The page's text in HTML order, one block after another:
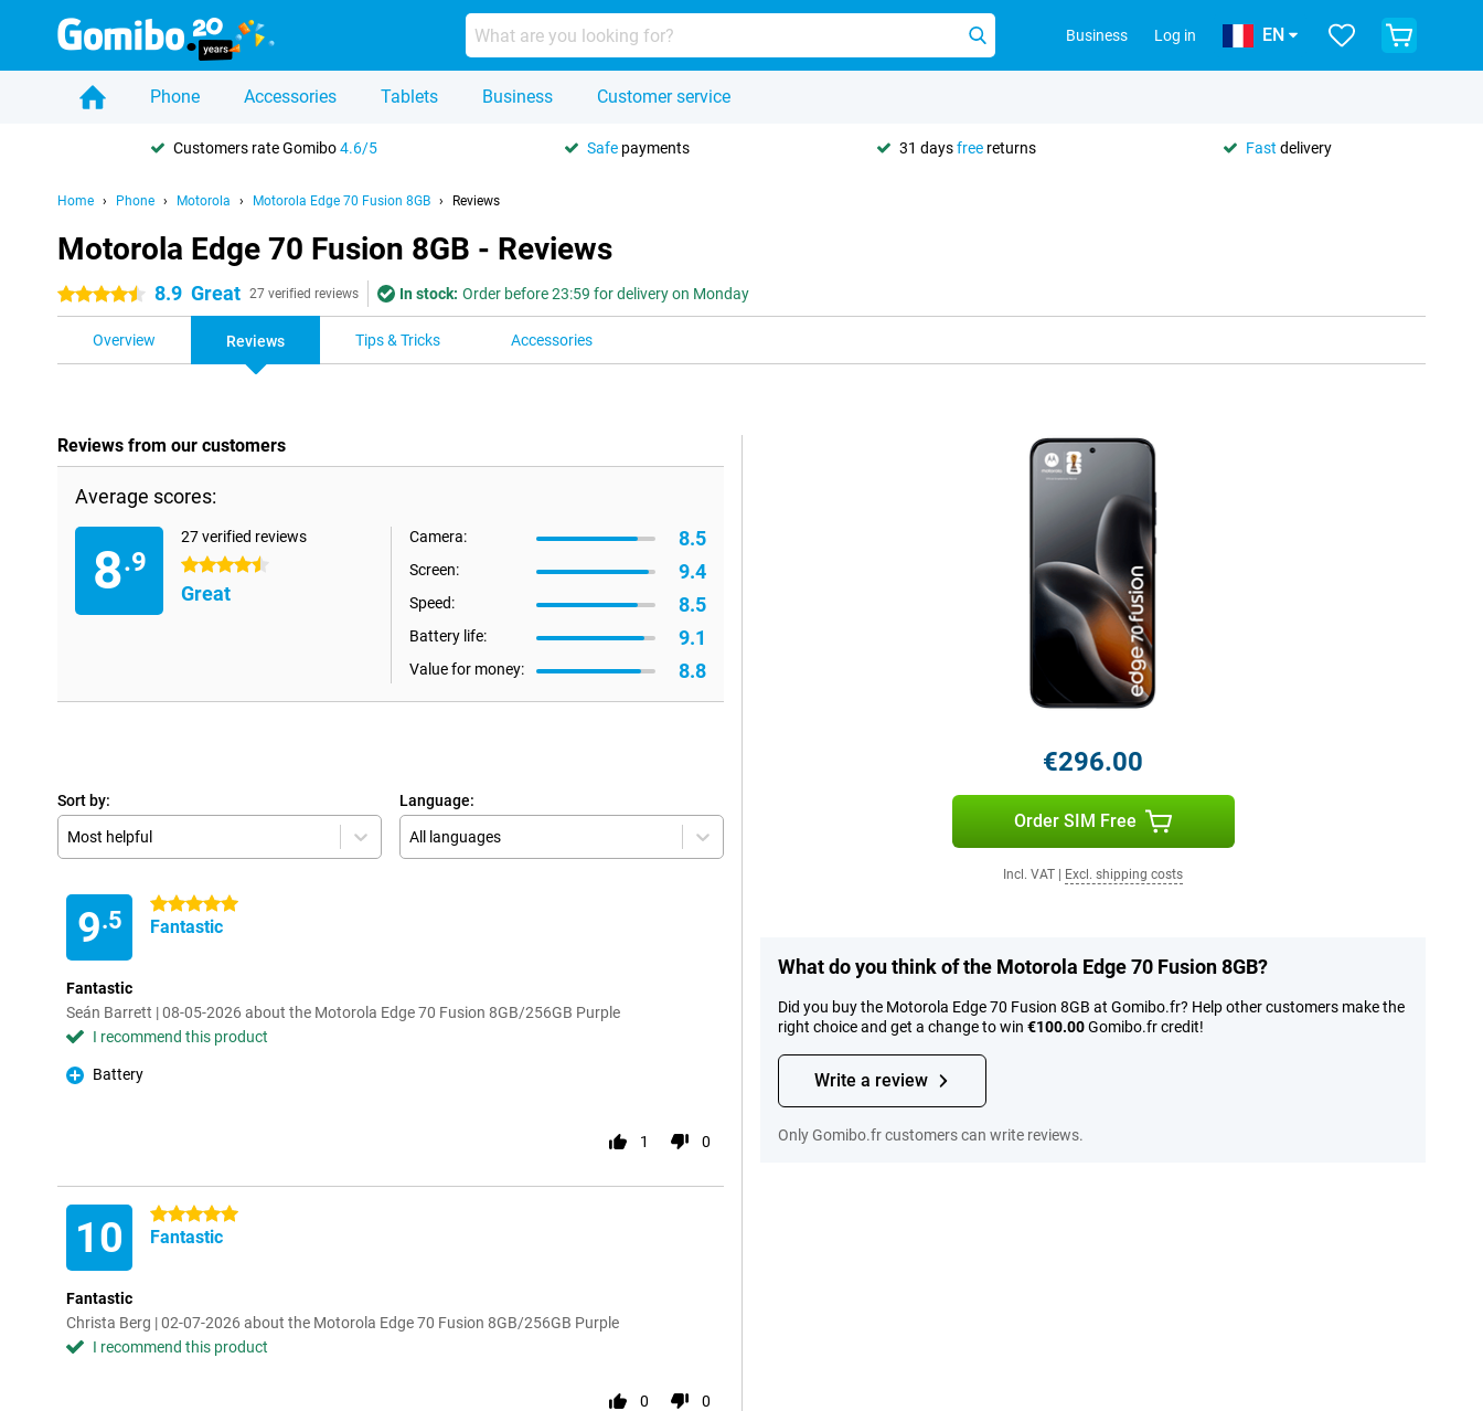
Business Log in EN
Phone Accessories Tablets Business Customer service
Customers rate Gomibo4.6/5 Safe payments 31 daysfree returns Fast delivery
Home Phone Motorola Motorola Edge 70 Fusion 8GB Reviews
Motorola Edge 70 Fusion 8GB - Reviews
4.5 stars 8.9 Great 27 verified reviews In stock: Order before 23:59 for delivery on Monday
Overview Reviews Tips & Tricks Accessories
Reviews from our customers
Average scores:
8.9
27 verified reviews
4.5 stars
Great
Camera: 8.5
Screen: 9.4
Speed: 8.5
Battery life: 9.1
Value for money: 8.8
Sort by:
Most helpful
Language:
All languages
9.5
5 stars
Fantastic
Fantastic
Seán Barrett | 08-05-2026 about the Motorola Edge 70 Fusion 8GB/256GB Purple
I recommend this product
Pro
Battery
1 0
10 5 stars
Fantastic
Fantastic
Christa Berg | 02-07-2026 about the Motorola Edge 70 Fusion 8GB/256GB Purple
I recommend this product
0 0
€296.00
Order SIM Free
Incl. VAT Excl. shipping costs
What do you think of the Motorola Edge 70 Fusion 8GB?
Did you buy the Motorola Edge 70 Fusion 8GB at Gomibo.fr? Help other customers make the
right choice and get a change to win €100.00Gomibo.fr credit!
Write a review
Only Gomibo.fr customers can write reviews.